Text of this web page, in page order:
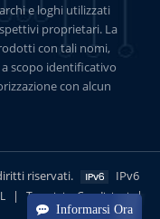
Informarsi Ora
e loghi utilizzati
proprietari. La
con tali nomi,
scopo identificativo
con alcun
riservati.
IPv6
| Termini e Condizioni |